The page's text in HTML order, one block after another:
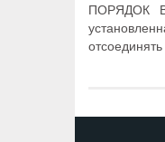
ПОРЯДОК
отсоединять